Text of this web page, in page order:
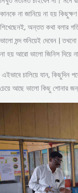
কানকে না জানিয়ে না হয়
শিখেছেনই, অন্তত কথা বলার
ভালো মন্দ শুনিয়েই দেবেন |
না হয় আরো ভালো জিনিস দিয়ে
এইভাবে চালিয়ে যান, কিছুদিন
চেয়ে আছে ভালো কিছু শোনার